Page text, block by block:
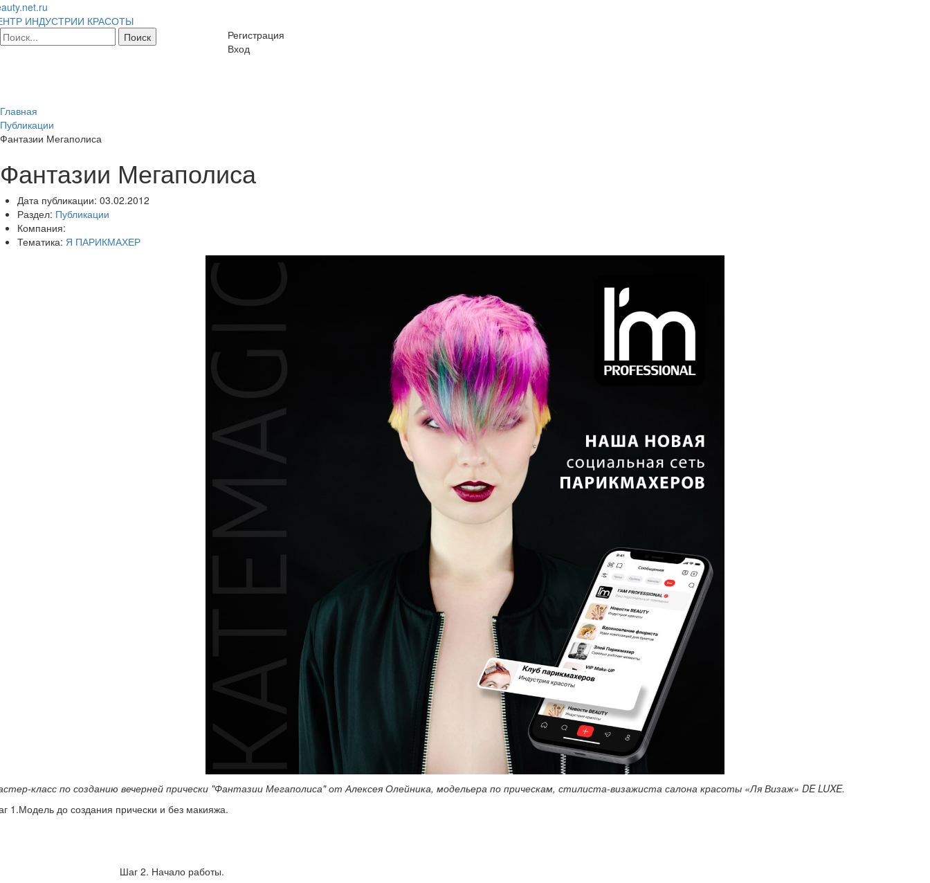
ИНДУСТРИИ КРАСОТЫ
Регистрация
Вход
Главная
Публикации
Фантазии Мегаполиса
Фантазии Мегаполиса
Дата публикации: 03.02.2012
Раздел: Публикации
Компания:
Тематика: Я ПАРИКМАХЕР
класс по созданию вечерней прически "Фантазии Мегаполиса" от Алексея Олейника, модельера по прическам, стилиста-визажиста салона красоты «Ля Визаж» DE LUXE.
1.Модель до создания прически и без макияжа.
2. Начало работы.